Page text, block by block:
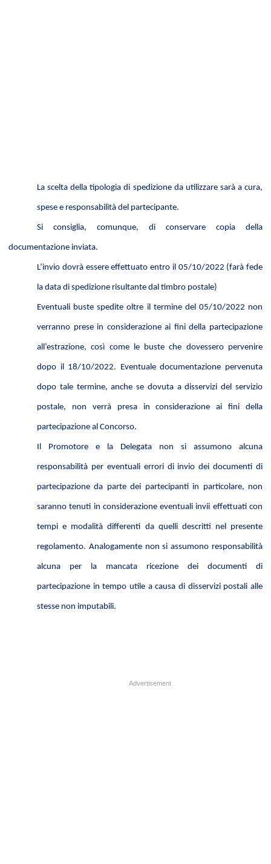
La scelta della tipologia di spedizione da utilizzare sarà a cura,
spese e responsabilità del partecipante.
Si consiglia, comunque, di conservare copia della
documentazione inviata.
L’invio dovrà essere effettuato entro il 05/10/2022 (farà fede
la data di spedizione risultante dal timbro postale)
Eventuali buste spedite oltre il termine del 05/10/2022 non
verranno prese in considerazione ai fini della partecipazione
all’estrazione, così come le buste che dovessero pervenire
dopo il 18/10/2022. Eventuale documentazione pervenuta
dopo tale termine, anche se dovuta a disservizi del servizio
postale, non verrà presa in considerazione ai fini della
partecipazione al Concorso.
Il Promotore e la Delegata non si assumono alcuna
responsabilità per eventuali errori di invio dei documenti di
partecipazione da parte dei partecipanti in particolare, non
saranno tenuti in considerazione eventuali invii effettuati con
tempi e modalità differenti da quelli descritti nel presente
regolamento. Analogamente non si assumono responsabilità
alcuna per la mancata ricezione dei documenti di
partecipazione in tempo utile a causa di disservizi postali alle
stesse non imputabili.